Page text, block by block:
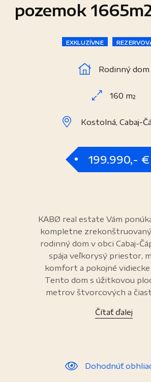
pozemok
EXKLUZÍVNE
Rodinný dom
160 m²
Kostolná, Cabaj-
199.990,- €
KABØ real estate Vám
kompletne
rodinný dom v obci Cabaj-
spája veľkorysý priestor,
komfort a pokojné vidiecke
Tento dom s úžitkovou
metrov štvorcových a
Čítať ďalej
Dohodnúť